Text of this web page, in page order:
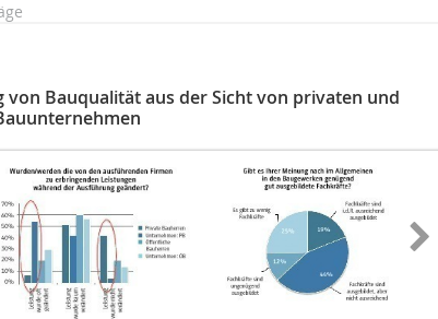
Bauqualität aus der Sicht von privaten und